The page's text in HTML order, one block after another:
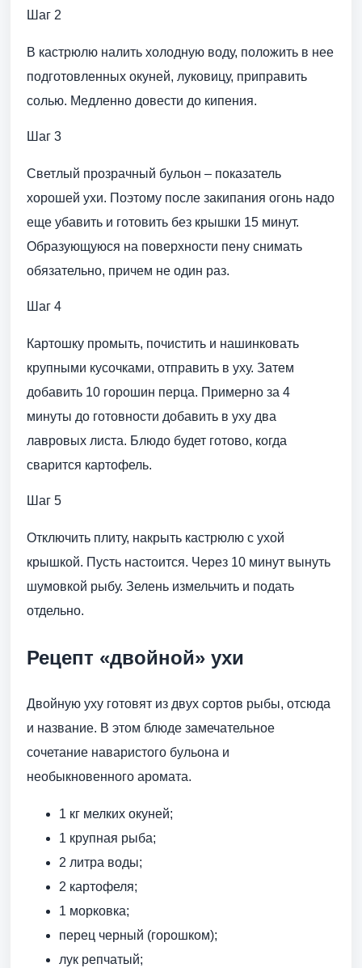
Шаг 2
В кастрюлю налить холодную воду, положить в нее
подготовленных окуней, луковицу, приправить
солью. Медленно довести до кипения.
Шаг 3
Светлый прозрачный бульон – показатель
хорошей ухи. Поэтому после закипания огонь надо
еще убавить и готовить без крышки 15 минут.
Образующуюся на поверхности пену снимать
обязательно, причем не один раз.
Шаг 4
Картошку промыть, почистить и нашинковать
крупными кусочками, отправить в уху. Затем
добавить 10 горошин перца. Примерно за 4
минуты до готовности добавить в уху два
лавровых листа. Блюдо будет готово, когда
сварится картофель.
Шаг 5
Отключить плиту, накрыть кастрюлю с ухой
крышкой. Пусть настоится. Через 10 минут вынуть
шумовкой рыбу. Зелень измельчить и подать
отдельно.
Рецепт «двойной» ухи
Двойную уху готовят из двух сортов рыбы, отсюда
и название. В этом блюде замечательное
сочетание наваристого бульона и
необыкновенного аромата.
1 кг мелких окуней;
1 крупная рыба;
2 литра воды;
2 картофеля;
1 морковка;
перец черный (горошком);
лук репчатый;